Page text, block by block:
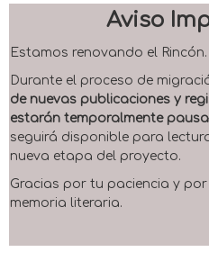
Aviso
Estamos renovando el Rincón.
Durante el proceso de
de nuevas publicaciones y
estarán temporalmente
seguirá disponible para
nueva etapa del proyecto.
Gracias por tu paciencia y
memoria literaria.